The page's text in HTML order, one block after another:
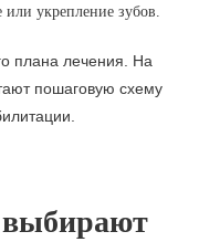
укрепление зубов.
плана лечения. На
пошаговую схему